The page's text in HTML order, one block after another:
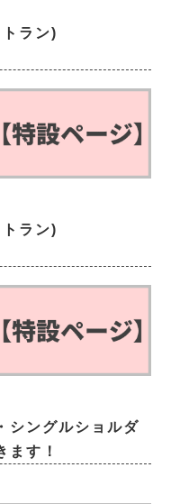
ラン)
ラン)
シングルショルダ
ます！